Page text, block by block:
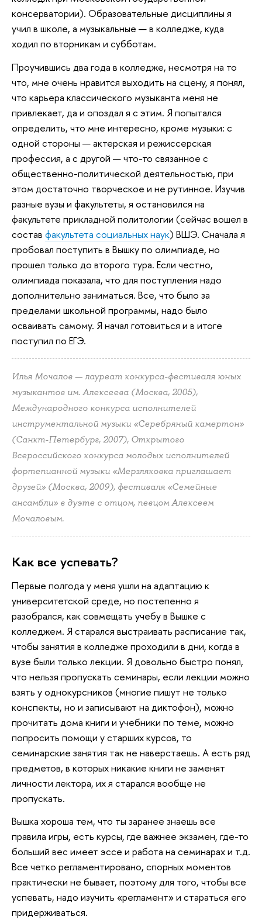
консерватории). Образовательные дисциплины я
учил в школе, а музыкальные — в колледже, куда
ходил по вторникам и субботам.
Проучившись два года в колледже, несмотря на то
что, мне очень нравится выходить на сцену, я понял,
что карьера классического музыканта меня не
привлекает, да и опоздал я с этим. Я попытался
определить, что мне интересно, кроме музыки: с
одной стороны — актерская и режиссерская
профессия, а с другой — что-то связанное с
общественно-политической деятельностью, при
этом достаточно творческое и не рутинное. Изучив
разные вузы и факультеты, я остановился на
факультете прикладной политологии (сейчас вошел в
состав факультета социальных наук) ВШЭ. Сначала я
пробовал поступить в Вышку по олимпиаде, но
прошел только до второго тура. Если честно,
олимпиада показала, что для поступления надо
дополнительно заниматься. Все, что было за
пределами школьной программы, надо было
осваивать самому. Я начал готовиться и в итоге
поступил по ЕГЭ.
Илья Мочалов — лауреат конкурса-фестиваля юных
музыкантов им. Алексеева (Москва, 2005),
Международного конкурса исполнителей
инструментальной музыки «Серебряный камертон»
(Санкт-Петербург, 2007), Открытого
Всероссийского конкурса молодых исполнителей
фортепианной музыки «Мерзляковка приглашает
друзей» (Москва, 2009), фестиваля «Семейные
ансамбли» в дуэте с отцом, певцом Алексеем
Мочаловым.
Как все успевать?
Первые полгода у меня ушли на адаптацию к
университетской среде, но постепенно я
разобрался, как совмещать учебу в Вышке с
колледжем. Я старался выстраивать расписание так,
чтобы занятия в колледже проходили в дни, когда в
вузе были только лекции. Я довольно быстро понял,
что нельзя пропускать семинары, если лекции можно
взять у однокурсников (многие пишут не только
конспекты, но и записывают на диктофон), можно
прочитать дома книги и учебники по теме, можно
попросить помощи у старших курсов, то
семинарские занятия так не наверстаешь. А есть ряд
предметов, в которых никакие книги не заменят
личности лектора, их я старался вообще не
пропускать.
Вышка хороша тем, что ты заранее знаешь все
правила игры, есть курсы, где важнее экзамен, где-то
больший вес имеет эссе и работа на семинарах и т.д.
Все четко регламентировано, спорных моментов
практически не бывает, поэтому для того, чтобы все
успевать, надо изучить «регламент» и стараться его
придерживаться.